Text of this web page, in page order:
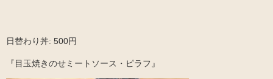
日替わり丼: 500円
『目玉焼きのせミートソース・ピラフ』